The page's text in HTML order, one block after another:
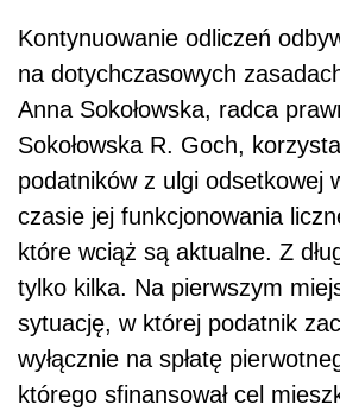
Kontynuowanie odliczeń
na dotychczasowych
Anna Sokołowska, radca
Sokołowska R. Goch,
podatników z ulgi odsetkowej
czasie jej funkcjonowania
które wciąż są aktualne. Z
tylko kilka. Na pierwszym
sytuację, w której podatnik
wyłącznie na spłatę
którego sfinansował cel